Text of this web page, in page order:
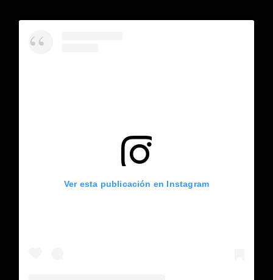
Ver esta publicación en Instagram